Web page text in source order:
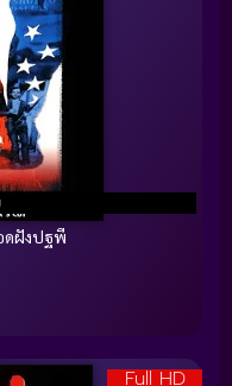
ดฝังปฐพี
Full HD